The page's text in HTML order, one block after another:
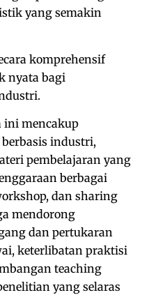
yang semakin
komprehensif
nyata bagi
ini mencakup
industri,
pembelajaran yang
berbagai
dan sharing
mendorong
dan pertukaran
keterlibatan praktisi
teaching
yang selaras